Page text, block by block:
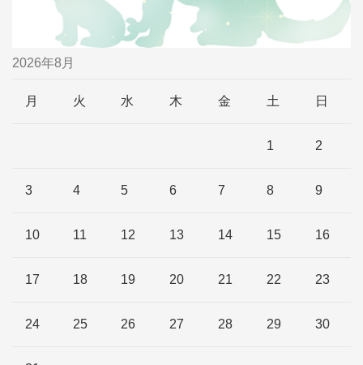
2026年8月
月 火 水 木 金 土 日
1 2
3 4 5 6 7 8 9
10 11 12 13 14 15 16
17 18 19 20 21 22 23
24 25 26 27 28 29 30